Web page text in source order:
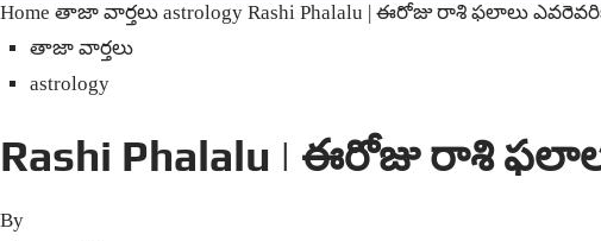
Home తాజా వార్తలు astrology Rashi Phalalu | ఈరోజు రాశి ఫలాలు
తాజా వార్తలు
astrology
Rashi Phalalu | ఈరోజు రాశి
By